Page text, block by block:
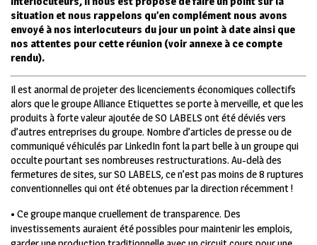
situation et nous rappelons qu’en complément nous avons
envoyé à nos interlocuteurs du jour un point à date ainsi que
nos attentes pour cette réunion (voir annexe à ce compte
rendu).
Il est anormal de projeter des licenciements économiques collectifs
alors que le groupe Alliance Etiquettes se porte à merveille, et que les
produits à forte valeur ajoutée de SO LABELS ont été déviés vers
d’autres entreprises du groupe. Nombre d’articles de presse ou de
communiqué véhiculés par LinkedIn font la part belle à un groupe qui
occulte pourtant ses nombreuses restructurations. Au-delà des
fermetures de sites, sur SO LABELS, ce n’est pas moins de 8 ruptures
conventionnelles qui ont été obtenues par la direction récemment !
• Ce groupe manque cruellement de transparence. Des
investissements auraient été possibles pour maintenir les emplois,